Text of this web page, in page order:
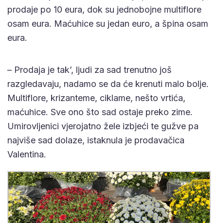
prodaje po 10 eura, dok su jednobojne multiflore
osam eura. Maćuhice su jedan euro, a špina osam
eura.
– Prodaja je tak’, ljudi za sad trenutno još
razgledavaju, nadamo se da će krenuti malo bolje.
Multiflore, krizanteme, ciklame, nešto vrtića,
maćuhice. Sve ono što sad ostaje preko zime.
Umirovljenici vjerojatno žele izbjeći te gužve pa
najviše sad dolaze, istaknula je prodavačica
Valentina.